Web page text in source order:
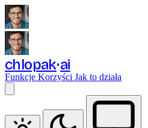
chlopak ai
Funkcje Korzyści Jak to działa